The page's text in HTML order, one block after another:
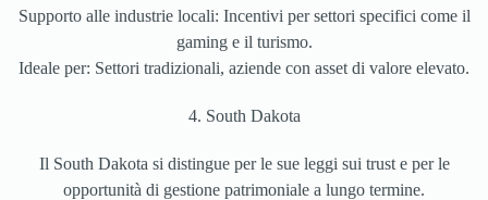
Supporto alle industrie locali: Incentivi per settori specifici come il
gaming e il turismo.
Ideale per: Settori tradizionali, aziende con asset di valore elevato.
4. South Dakota
Il South Dakota si distingue per le sue leggi sui trust e per le
opportunità di gestione patrimoniale a lungo termine.